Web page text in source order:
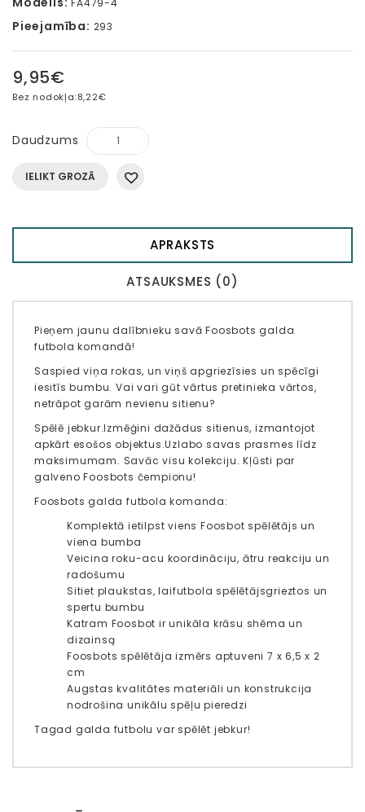
FA479-4
Pieejamība: 293
9,95€
Bez nodokļa:8,22€
Daudzums
IELIKT GROZĀ
APRAKSTS
ATSAUKSMES (0)
Pieņem jaunu dalībnieku savā Foosbots galda
futbola komandā!
Saspied viņa rokas, un viņš apgriezīsies un spēcīgi
iesitīs bumbu. Vai vari gūt vārtus pretinieka vārtos,
netrāpot garām nevienu sitienu?
Spēlē jebkur.Izmēģini dažādus sitienus, izmantojot
apkārt esošos objektus.Uzlabo savas prasmes līdz
maksimumam. Savāc visu kolekciju. Kļūsti par
galveno Foosbots čempionu!
Foosbots galda futbola komanda:
Komplektā ietilpst viens Foosbot spēlētājs un
viena bumba
Veicina roku-acu koordināciju, ātru reakciju un
radošumu
Sitiet plaukstas, laifutbola spēlētājsgrieztos un
spertu bumbu
Katram Foosbot ir unikāla krāsu shēma un
dizainsą
Foosbots spēlētāja izmērs aptuveni 7 x 6,5 x 2
cm
Augstas kvalitātes materiāli un konstrukcija
nodrošina unikālu spēļu pieredzi
Tagad galda futbolu var spēlēt jebkur!